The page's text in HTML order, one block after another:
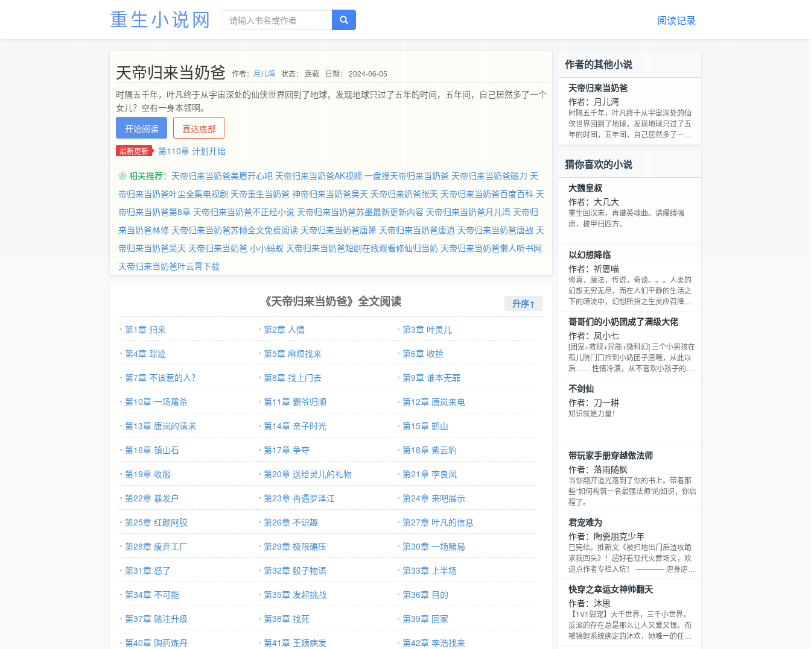
重生小说网 阅读记录
天帝归来当奶爸 作者： 月儿湾 状态： 连载 日期： 2024-06-05
时隔五千年，叶凡终于从宇宙深处的仙侠世界回到了地球，发现地球只过了五年的时间，五年间，自己居然多了一个
女儿？空有一身本领啊。
开始阅读
直达底部
最新更新 第110章 计划开始
❀ 相关推荐： 天帝归来当奶爸美眉开心吧 天帝归来当奶爸AK视频 一盘搜天帝归来当奶爸 天帝归来当奶爸磁力 天
帝归来当奶爸叶尘全集电视剧 天帝重生当奶爸 神帝归来当奶爸吴天 天帝归来奶爸张天 天帝归来当奶爸百度百科 天
帝归来当奶爸第8章 天帝归来当奶爸不正经小说 天帝归来当奶爸苏墨最新更新内容 天帝归来当奶爸月儿湾 天帝归
来当奶爸林修 天帝归来当奶爸苏倾全文免费阅读 天帝归来当奶爸唐箫 天帝归来当奶爸唐逍 天帝归来当奶爸唐战 天
帝归来当奶爸吴天 天帝归来当奶爸 小小蚂蚁 天帝归来当奶爸短剧在线观看修仙归当奶 天帝归来当奶爸懒人听书网
天帝归来当奶爸叶云霄下载
《天帝归来当奶爸》全文阅读 升序↑
第1章 归来 第2章 人情
第3章 叶灵儿
第4章 踪迹
第5章 麻烦找来
第6章 收拾
第7章 不该惹的人？
第8章 找上门去
第9章 谁本无罪
第10章 一场屠杀
第11章 霸爷归顺
第12章 唐岚来电
第13章 唐岚的请求
第14章 亲子时光
第15章 鹤山
第16章 镇山石
第17章 争夺
第18章 紫云豹
第19章 收服
第20章 送给灵儿的礼物
第21章 李良风
第22章 暴发户
第23章 再遇罗泽江
第24章 来吧展示
第25章 红颜阿胶
第26章 不识趣
第27章 叶凡的信息
第28章 废弃工厂
第29章 极限碾压
第30章 一场赌局
第31章 怒了
第32章 骰子物语
第33章 上半场
第34章 不可能
第35章 发起挑战
第36章 目的
第37章 赌注升级
第38章 找死
第39章 回家
第40章 购药炼丹
第41章 王姨病发
第42章 李浩找来
作者的其他小说
天帝归来当奶爸
作者：月儿湾
时隔五千年，叶凡终于从宇宙深处的仙
侠世界回到了地球，发现地球只过了五
年的时间，五年间，自己居然多了一个
猜你喜欢的小说
大魏皇叔
作者：大几大
重生回汉末，再谱英魂曲。请缨缚强
虏，披甲扫四方。
以幻想降临
作者：祈愿喵
修真，魔法，传说，奇谈。。。人类的
幻想无穷无尽，而在人们平静的生活之
下的暗流中，幻想所指之生灵应召降
哥哥们的小奶团成了满级大佬
作者：凤小七
[团宠+救赎+异能+微科幻] 三个小男孩在
孤儿院门口捡到小奶团子唐曦，从此以
后…… 性情冷漠，从不喜欢小孩子的大
你买的小裙子，让哥哥亲一下。“ 看见虫
子都吓得尖叫的二哥苏哲：“妞妞，看，
这些萤火虫像不像你梦里的星光？二哥
三个哥哥再次见到唐曦，还想像以前
不剑仙
作者：刀一耕
知识就是力量！
带玩家手册穿越做法师
作者：落雨随枫
当你翻开道光落到了你的书上。带着那
些“如何构筑一名最强法师”的知识，你启
程了。
君宠难为
作者：陶瓷朋克少年
已完结。推新文《被扫地出门后渣攻跪
求我回头》！超好看现代火葬场文，欢
迎点作者专栏入坑！ ———— 虐身虐心
高超权臣受！前面超虐，后面超甜！双
洁，1v1 三年前一场宫变，杜玉章舍弃
了家族，只为了保住挚爱的性命。谁料
爱人登基为帝，对他却再没有半分怜
惜。 从此，白日里，他是位高权重，万
快穿之幸运女神帅翻天
作者：沐思
【1V1甜宠】大千世界，三千小世界，
反派的存在总是那么让人又爱又恨。而
被锦鲤系统绑定的沐欢，她唯一的任务